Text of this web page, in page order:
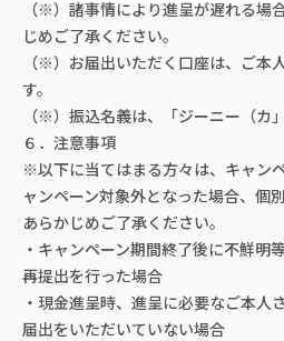
（※）諸事情により進呈が遅れる場
じめご了承ください。
（※）お届出いただく口座は、ご本
す。
（※）振込名義は、「ジーニー（カ」
６．注意事項
※以下に当てはまる方々は、キャン
ャンペーン対象外となった場合、個
あらかじめご了承ください。
・キャンペーン期間終了後に不鮮明
再提出を行った場合
・現金進呈時、進呈に必要なご本人
届出をいただいていない場合